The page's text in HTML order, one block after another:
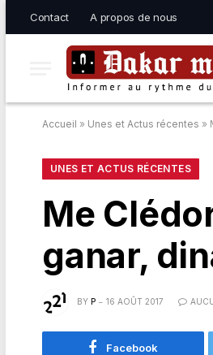
Contact A propos de nous
Accueil » Unes et Actus récentes »
UNES ET ACTUS RÉCENTES
Me
ganar,
BY P 16 AOÛT 2017
Facebook